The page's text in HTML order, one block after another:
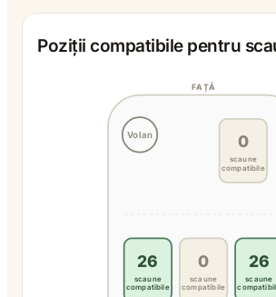
Poziții compatibile pentru
Volan
FAȚĂ
0
scaune
compatibile
26
scaune
compatibile
0
scaune
compatibile
26
scaune